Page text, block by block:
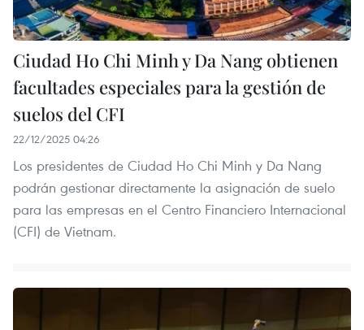
Ciudad Ho Chi Minh y Da Nang obtienen
facultades especiales para la gestión de
suelos del CFI
22/12/2025 04:26
Los presidentes de Ciudad Ho Chi Minh y Da Nang
podrán gestionar directamente la asignación de suelo
para las empresas en el Centro Financiero Internacional
(CFI) de Vietnam.